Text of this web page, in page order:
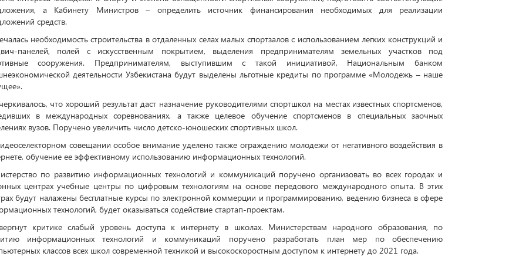
а Кабинету Министров – определить источник финансирования необходимых для реализации
средств.
необходимость строительства в отдаленных селах малых спортзалов с использованием легких конструкций и
панелей, полей с искусственным покрытием, выделения предпринимателям земельных участков под
сооружения. Предпринимателям, выступившим с такой инициативой, Национальным банком
деятельности Узбекистана будут выделены льготные кредиты по программе «Молодежь – наше
что хороший результат даст назначение руководителями спортшкол на местах известных спортсменов,
в международных соревнованиях, а также целевое обучение спортсменов в специальных заочных
вузов. Поручено увеличить число детско-юношеских спортивных школ.
совещании особое внимание уделено также ограждению молодежи от негативного воздействия в
обучение ее эффективному использованию информационных технологий.
по развитию информационных технологий и коммуникаций поручено организовать во всех городах и
центрах учебные центры по цифровым технологиям на основе передового международного опыта. В этих
будут налажены бесплатные курсы по электронной коммерции и программированию, ведению бизнеса в сфере
технологий, будет оказываться содействие стартап-проектам.
критике слабый уровень доступа к интернету в школах. Министерствам народного образования, по
информационных технологий и коммуникаций поручено разработать план мер по обеспечению
классов всех школ современной техникой и высокоскоростным доступом к интернету до 2021 года.